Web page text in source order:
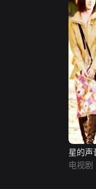
星的声
电视剧